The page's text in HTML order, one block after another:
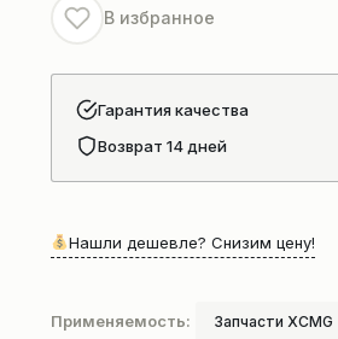
стрелы
автокрана
Xcmg
Qy30
В избранное
Гарантия качества
Возврат 14 дней
Нашли дешевле? Снизим цену!
Применяемость: Запчасти XCMG